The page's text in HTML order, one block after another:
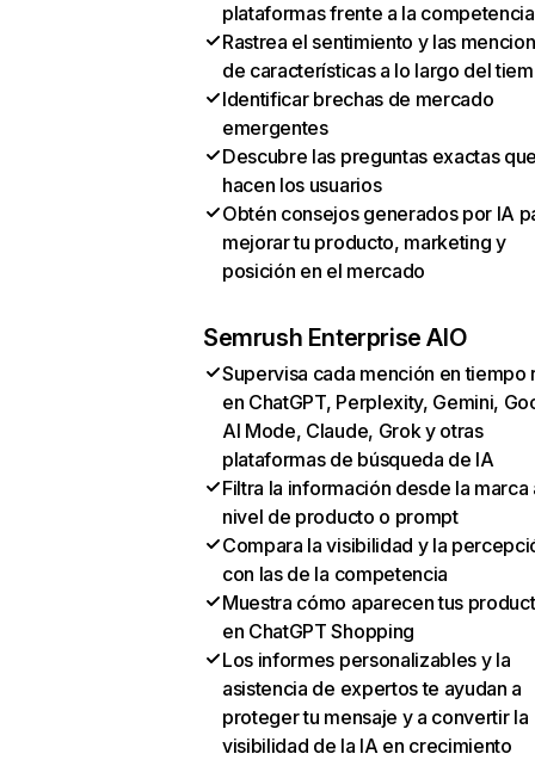
plataformas frente a la competencia
Rastrea el sentimiento y las
de características a lo largo del
Identificar brechas de mercado
emergentes
Descubre las preguntas exactas
hacen los usuarios
Obtén consejos generados por IA
mejorar tu producto, marketing y
posición en el mercado
Semrush Enterprise AIO
Supervisa cada mención en tiempo
en ChatGPT, Perplexity, Gemini,
AI Mode, Claude, Grok y otras
plataformas de búsqueda de IA
Filtra la información desde la marca
nivel de producto o prompt
Compara la visibilidad y la
con las de la competencia
Muestra cómo aparecen tus
en ChatGPT Shopping
Los informes personalizables y la
asistencia de expertos te ayudan a
proteger tu mensaje y a convertir la
visibilidad de la IA en crecimiento